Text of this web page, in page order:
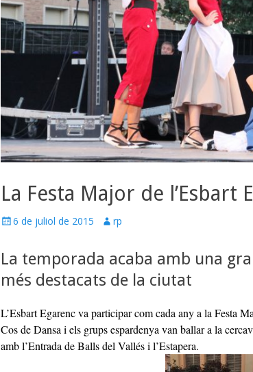
La Festa Major de l’Esbart
Posted
6 de juliol de 2015 Author
rp
La temporada acaba amb una
més destacats de la ciutat
L’Esbart Egarenc va participar com cada any a la Festa
Cos de Dansa i els grups espardenya van ballar a la
amb l’Entrada de Balls del Vallés i l’Estapera.